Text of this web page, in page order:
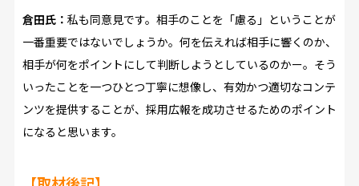
倉田氏： 私も同意見です。相手のことを「慮る」ということが
一番重要ではないでしょうか。何を伝えれば相手に響くのか、
相手が何をポイントにして判断しようとしているのかー。そう
いったことを一つひとつ丁寧に想像し、有効かつ適切なコンテ
ンツを提供することが、採用広報を成功させるためのポイント
になると思います。